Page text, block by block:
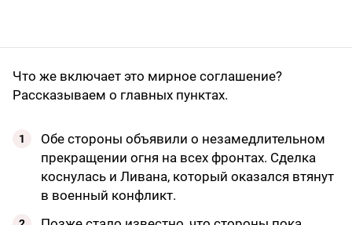
Что же включает это мирное соглашение?
Рассказываем о главных пунктах.
Обе стороны объявили о незамедлительном
прекращении огня на всех фронтах. Сделка
коснулась и Ливана, который оказался втянут
в военный конфликт.